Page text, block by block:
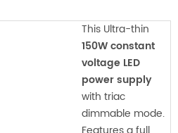
This Ultra-thin
150W constant
voltage LED
power supply
with triac
dimmable mode.